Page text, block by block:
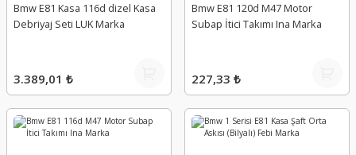
Bmw E81 Kasa 116d dizel Kasa
Debriyaj Seti LUK Marka
3.389,01 ₺
Bmw E81 120d M47 Motor
Subap İtici Takımı Ina Marka
227,33 ₺